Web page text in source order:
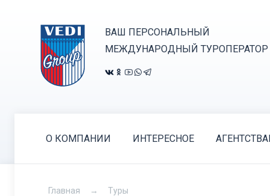
ВАШ ПЕРСОНАЛЬНЫЙ
МЕЖДУНАРОДНЫЙ ТУРОПЕРАТОР
О КОМПАНИИ ИНТЕРЕСНОЕ
Главная Туры